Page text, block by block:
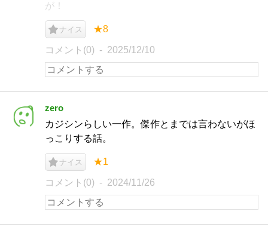
が！
ナイス ★8
コメント(0) 2025/12/10
zero
カジシンらしい一作。傑作とまでは言わないがほ
っこりする話。
ナイス ★1
コメント(0) 2024/11/26